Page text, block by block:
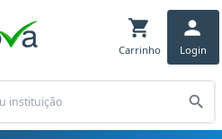
Carrinho Login